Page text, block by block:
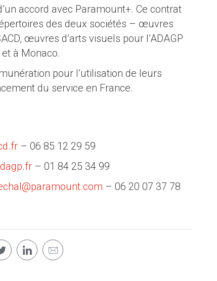
accord avec Paramount+. Ce contrat
des deux sociétés – œuvres
œuvres d’arts visuels pour l’ADAGP
à Monaco.
pour l’utilisation de leurs
du service en France.
– 06 85 12 29 59
– 01 84 25 34 99
– 06 20 07 37 78